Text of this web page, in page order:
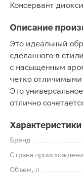
Консервант
Описание
Это идеальный
сделанного в
с насыщенным
четко
Это
отлично
Характеристики
Бренд
Страна
Объем, л